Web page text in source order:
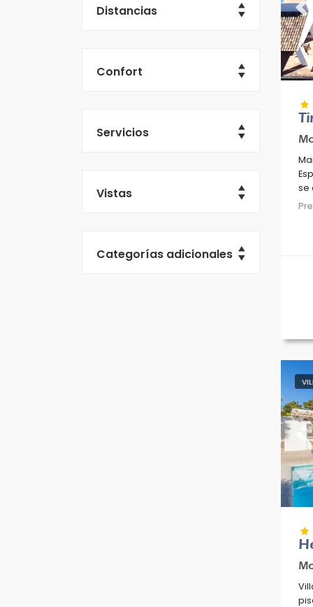
Distancias
Confort
Servicios
Vistas
Categorías adicionales
se